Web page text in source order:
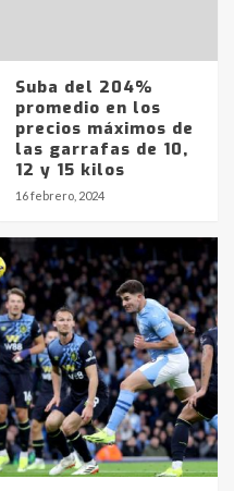
Suba del 204%
promedio en los
precios máximos de
las garrafas de 10,
12 y 15 kilos
16 febrero, 2024
adolescentes
fueron
fatal accidente
5: falleció un
Lauquen
combustibles en
YPF hasta Axion
pesos